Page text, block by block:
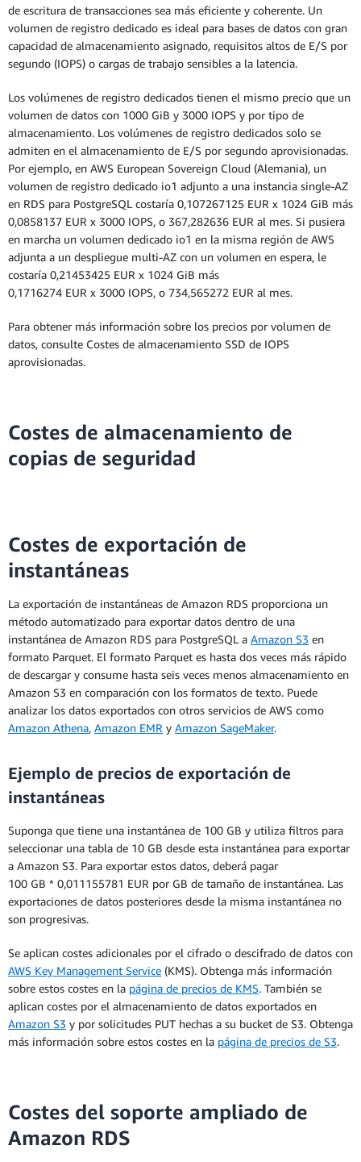
vigencia de la instancia reservada. Para cada mes,
el pago mensual real será igual al número real de
horas de ese mes multiplicado por la tarifa de
segundos utilizados en ese mes multiplicado por
la tarifa de uso por hora y dividido entre 3600. La
fórmula que utilice dependerá del tipo de
instancia de RDS para PostgreSQL que use.
La tarifa de uso por hora equivale al promedio
total de pagos mensuales durante la vigencia de
la instancia reservada dividido entre el número
durante la vigencia de la instancia reservada.
** El precio por hora real facilita calcular la
cantidad de dinero que ahorrará con una
de una instancia bajo demanda.
Cuando compre una instancia reservada, se le
facturará cada hora de la instancia reservada que
seleccione, independientemente de si se
encuentra en marcha. El precio por hora real
periodo de vigencia, lo que incluye cualquier
pago inicial, y se reparte entre todas las horas del
Despliegue multi-AZ (una instancia en
espera)
Despliegue multi-AZ (dos instancias
en espera legibles)
de escritura de transacciones sea más eficiente y coherente. Un
volumen de registro dedicado es ideal para bases de datos con gran
capacidad de almacenamiento asignado, requisitos altos de E/S por
segundo (IOPS) o cargas de trabajo sensibles a la latencia.
Los volúmenes de registro dedicados tienen el mismo precio que un
volumen de datos con 1000 GiB y 3000 IOPS y por tipo de
almacenamiento. Los volúmenes de registro dedicados solo se
admiten en el almacenamiento de E/S por segundo aprovisionadas.
Por ejemplo, en AWS European Sovereign Cloud (Alemania), un
volumen de registro dedicado io1 adjunto a una instancia single-AZ
en RDS para PostgreSQL costaría 0,107267125 EUR x 1024 GiB más
0,0858137 EUR x 3000 IOPS, o 367,282636 EUR al mes. Si pusiera
en marcha un volumen dedicado io1 en la misma región de AWS
adjunta a un despliegue multi-AZ con un volumen en espera, le
costaría 0,21453425 EUR x 1024 GiB más
0,1716274 EUR x 3000 IOPS, o 734,565272 EUR al mes.
Para obtener más información sobre los precios por volumen de
datos, consulte Costes de almacenamiento SSD de IOPS
aprovisionadas.
Costes de almacenamiento de
copias de seguridad
Costes de exportación de
instantáneas
La exportación de instantáneas de Amazon RDS proporciona un
método automatizado para exportar datos dentro de una
instantánea de Amazon RDS para PostgreSQL a Amazon S3 en
formato Parquet. El formato Parquet es hasta dos veces más rápido
de descargar y consume hasta seis veces menos almacenamiento en
Amazon S3 en comparación con los formatos de texto. Puede
analizar los datos exportados con otros servicios de AWS como
Amazon Athena, Amazon EMR y Amazon SageMaker.
Ejemplo de precios de exportación de
instantáneas
Suponga que tiene una instantánea de 100 GB y utiliza filtros para
seleccionar una tabla de 10 GB desde esta instantánea para exportar
a Amazon S3. Para exportar estos datos, deberá pagar
100 GB * 0,011155781 EUR por GB de tamaño de instantánea. Las
exportaciones de datos posteriores desde la misma instantánea no
son progresivas.
Se aplican costes adicionales por el cifrado o descifrado de datos con
AWS Key Management Service (KMS). Obtenga más información
sobre estos costes en la página de precios de KMS. También se
aplican costes por el almacenamiento de datos exportados en
Amazon S3 y por solicitudes PUT hechas a su bucket de S3. Obtenga
más información sobre estos costes en la página de precios de S3.
Costes del soporte ampliado de
Amazon RDS